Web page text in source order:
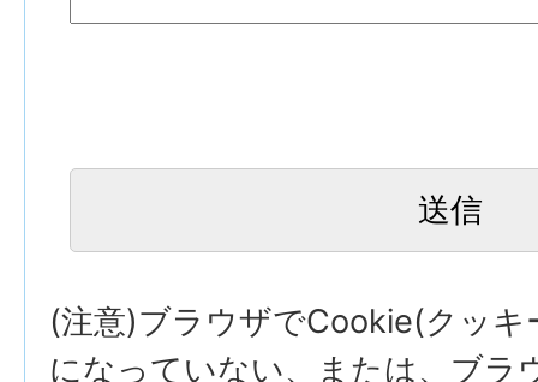
(注意)ブラウザでCookie(クッキ
になっていない、または、ブラ